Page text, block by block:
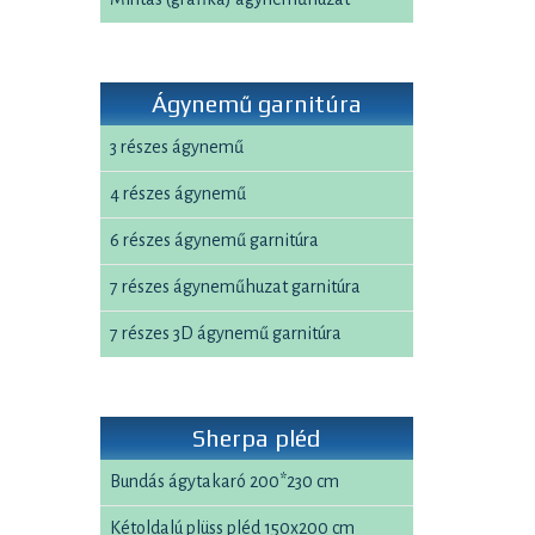
Ágynemű garnitúra
3 részes ágynemű
4 részes ágynemű
6 részes ágynemű garnitúra
7 részes ágyneműhuzat garnitúra
7 részes 3D ágynemű garnitúra
Sherpa pléd
Bundás ágytakaró 200*230 cm
Kétoldalú plüss pléd 150x200 cm